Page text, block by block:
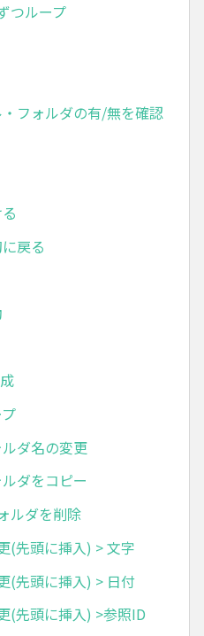
つループ
フォルダの有/無を確認
戻る
ダ名の変更
ダをコピー
ルダを削除
(先頭に挿入) > 文字
(先頭に挿入) > 日付
(先頭に挿入) >参照ID